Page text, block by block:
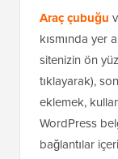
Araç çubuğu
kısmında yer
sitenizin ön
tıklayarak),
eklemek,
WordPress
bağlantılar